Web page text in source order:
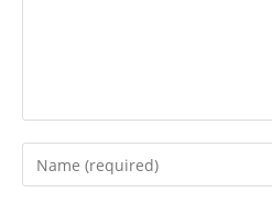
Enter
your